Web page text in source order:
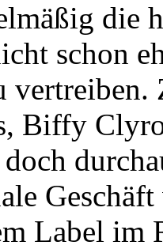
die
schon
Biffy
Label im